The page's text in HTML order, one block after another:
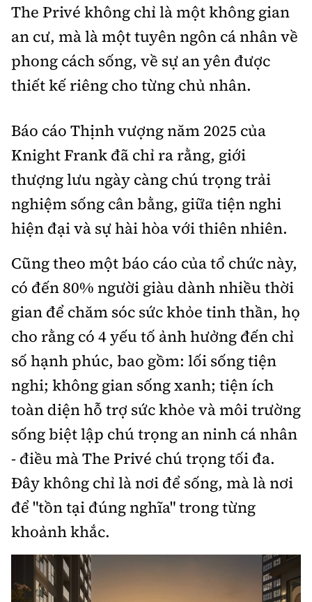
The Privé không chỉ là một không gian
an cư, mà là một tuyên ngôn cá nhân về
phong cách sống, về sự an yên được
thiết kế riêng cho từng chủ nhân.
Báo cáo Thịnh vượng năm 2025 của
Knight Frank đã chỉ ra rằng, giới
thượng lưu ngày càng chú trọng trải
nghiệm sống cân bằng, giữa tiện nghi
hiện đại và sự hài hòa với thiên nhiên.
Cũng theo một báo cáo của tổ chức này,
có đến 80% người giàu dành nhiều thời
gian để chăm sóc sức khỏe tinh thần, họ
cho rằng có 4 yếu tố ảnh hưởng đến chỉ
số hạnh phúc, bao gồm: lối sống tiện
nghi; không gian sống xanh; tiện ích
toàn diện hỗ trợ sức khỏe và môi trường
sống biệt lập chú trọng an ninh cá nhân
- điều mà The Privé chú trọng tối đa.
Đây không chỉ là nơi để sống, mà là nơi
để "tồn tại đúng nghĩa" trong từng
khoảnh khắc.